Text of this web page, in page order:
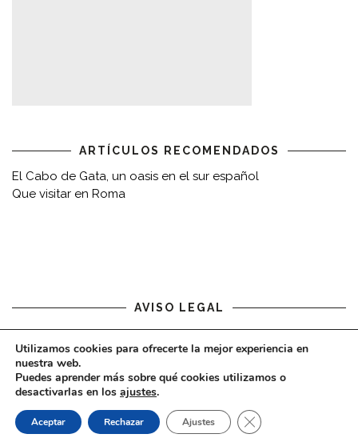
ARTÍCULOS RECOMENDADOS
El Cabo de Gata, un oasis en el sur español
Que visitar en Roma
AVISO LEGAL
Aviso legal
COPYRIGHT © 2020 - VIAJARDESPACIO.COM
Utilizamos cookies para ofrecerte la mejor experiencia en
nuestra web.
Puedes aprender más sobre qué cookies utilizamos o
desactivarlas en los ajustes.
Aceptar Rechazar Ajustes CERRAR EL